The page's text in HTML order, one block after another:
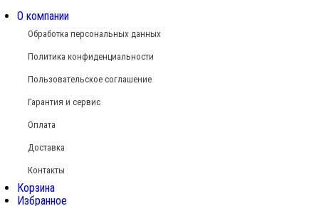
О компании
Обработка персональных данных
Политика конфиденциальности
Пользовательское соглашение
Гарантия и сервис
Оплата
Доставка
Контакты
Корзина
Избранное